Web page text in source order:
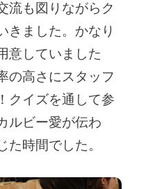
流も図りながらク
きました。かなり
意していました
の高さにスタッフ
クイズを通して参
ルビー愛が伝わ
た時間でした。